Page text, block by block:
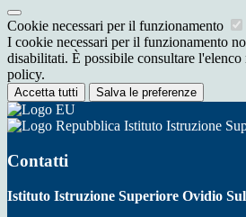
Cookie necessari per il funzionamento
I cookie necessari per il funzionamento
disabilitati. È possibile consultare
policy.
Accetta tutti Salva le preferenze
Istituto Istruzione
Contatti
Istituto Istruzione Superiore Ovidio